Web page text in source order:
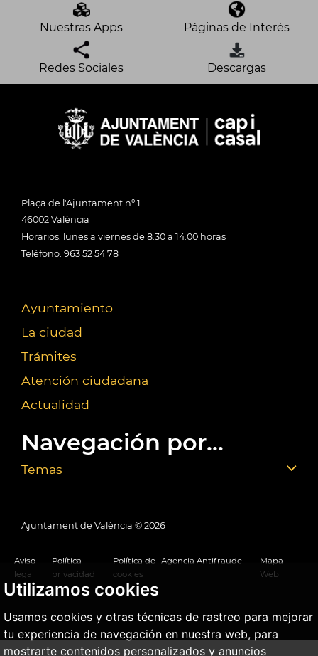
Utilizamos cookies
Usamos cookies y otras técnicas de rastreo para mejorar
tu experiencia de navegación en nuestra web, para
mostrarte contenidos personalizados y anuncios
Nuestras Apps Páginas de Interés
Redes Sociales Descargas
Plaça de l'Ajuntament nº 1
46002 València
Horarios: lunes a viernes de 8:30 a 14:00 horas
Teléfono: 963 52 54 78
Ayuntamiento
La ciudad
Trámites
Atención ciudadana
Actualidad
Navegación por...
Temas
Ajuntament de València © 2026
Aviso
legal
Política
privacidad
Política de
cookies
Agencia Antifraude
Mapa
Web